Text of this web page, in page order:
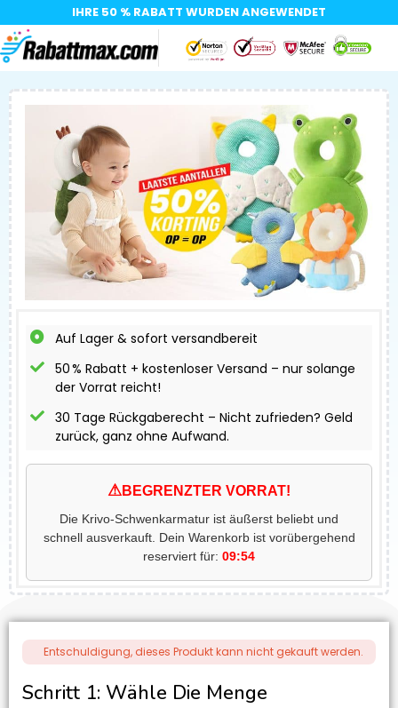
IHRE 50 % RABATT WURDEN ANGEWENDET​
Auf Lager & sofort versandbereit
50 % Rabatt + kostenloser Versand – nur solange
der Vorrat reicht!
30 Tage Rückgaberecht – Nicht zufrieden? Geld
zurück, ganz ohne Aufwand.
⚠BEGRENZTER VORRAT!
Die Krivo-Schwenkarmatur ist äußerst beliebt und
schnell ausverkauft. Dein Warenkorb ist vorübergehend
reserviert für: 09:54
Entschuldigung, dieses Produkt kann nicht gekauft werden.
Schritt 1: Wähle Die Menge